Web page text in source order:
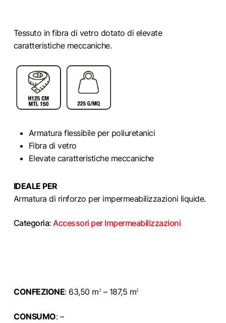
Tessuto in fibra di vetro dotato di elevate
caratteristiche meccaniche.
Armatura flessibile per poliuretanici
Fibra di vetro
Elevate caratteristiche meccaniche
IDEALE PER
Armatura di rinforzo per impermeabilizzazioni liquide.
Categoria:Accessori per Impermeabilizzazioni
CONFEZIONE: 63,50 m2– 187,5 m2
CONSUMO: –